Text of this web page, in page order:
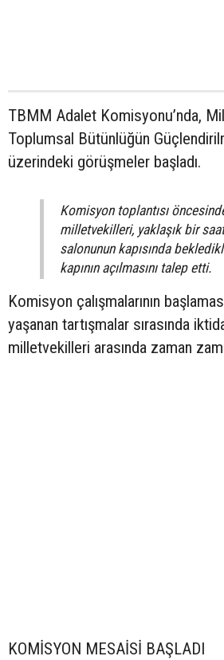
TBMM Adalet Komisyonu’nda,
Toplumsal Bütünlüğün
üzerindeki görüşmeler başladı.
Komisyon toplantısı
milletvekilleri, yaklaşık bir
salonunun kapısında
kapının açılmasını talep etti.
Komisyon çalışmalarının
yaşanan tartışmalar sırasında
milletvekilleri arasında zaman
KOMİSYON MESAİSİ BAŞLADI